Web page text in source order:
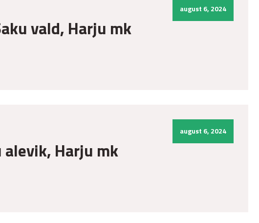
august 6, 2024
vald, Harju mk
august 6, 2024
alevik, Harju mk